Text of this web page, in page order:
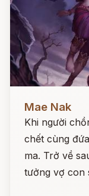
Mae Nak
Khi người
chết cùng
ma. Trở về
tưởng vợ con